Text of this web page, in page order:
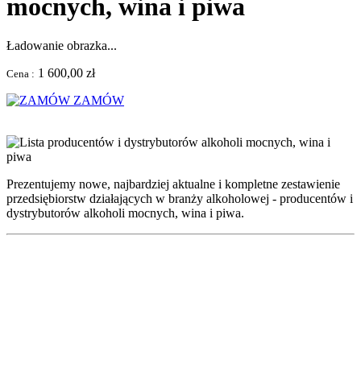
mocnych, wina i piwa
Ładowanie obrazka...
Cena : 1 600,00 zł
ZAMÓW
Prezentujemy nowe, najbardziej aktualne i kompletne zestawienie
przedsiębiorstw działających w branży alkoholowej - producentów i
dystrybutorów alkoholi mocnych, wina i piwa.